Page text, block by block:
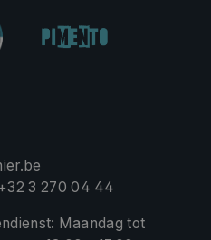
3 270 04 44
Maandag tot